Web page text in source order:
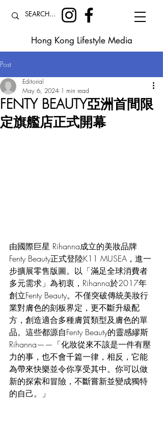
Hong Kong Lifestyle Media
Post
FENTY BEAUTY亞洲首間限
定旗艦店正式開幕
Editorial
May 6, 2024 1 min read
由國際巨星 Rihanna成立的美妝品牌
Fenty Beauty正式登陸K11 MUSEA，進一
步擴展零售版圖。以「滿足全球消費者
多元需求」為初衷，Rihanna於2017年
創立Fenty Beauty。不僅突破傳統美妝行
業對膚色的刻板界定，更不斷升級配
方，創造適合多種膚質類型及膚色的單
品。這些都源自Fenty Beauty的靈感繆斯
Rihanna——「化妝從來不該是一件有壓
力的事，也不會千篇一律，相反，它能
為帶來快樂並令你享受其中。你可以做
新的探索和冒險，不斷嘗新並變成獨特
的自己。」